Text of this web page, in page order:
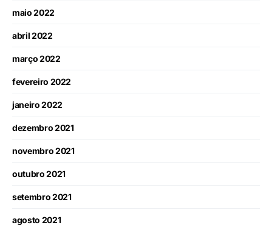
maio 2022
abril 2022
março 2022
fevereiro 2022
janeiro 2022
dezembro 2021
novembro 2021
outubro 2021
setembro 2021
agosto 2021